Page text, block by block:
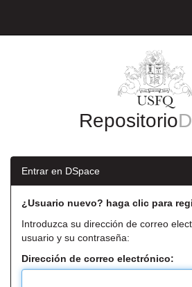
Repositorio
Entrar en DSpace
¿Usuario nuevo? haga clic para
Introduzca su dirección de correo
usuario y su contraseña:
Dirección de correo electrónico: